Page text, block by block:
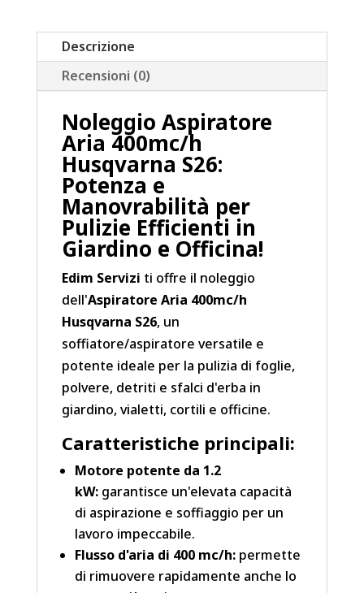
Descrizione
Recensioni (0)
Noleggio Aspiratore
Aria 400mc/h
Husqvarna S26:
Potenza e
Manovrabilità per
Pulizie Efficienti in
Giardino e Officina!
Edim Servizi ti offre il noleggio
dell'Aspiratore Aria 400mc/h
Husqvarna S26, un
soffiatore/aspiratore versatile e
potente ideale per la pulizia di foglie,
polvere, detriti e sfalci d'erba in
giardino, vialetti, cortili e officine.
Caratteristiche principali:
Motore potente da 1.2
kW:garantisce un'elevata capacità
di aspirazione e soffiaggio per un
lavoro impeccabile.
Flusso d'aria di 400 mc/h:permette
di rimuovere rapidamente anche lo